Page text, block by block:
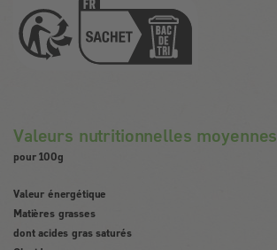
Valeurs nutritionnelles moyennes
pour 100g
Valeur énergétique
Matières grasses
dont acides gras saturés